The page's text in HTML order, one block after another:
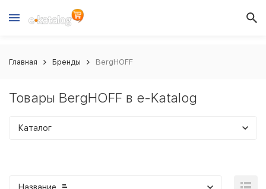
Главная Бренды BergHOFF
Товары BergHOFF в e-Katalog
Каталог